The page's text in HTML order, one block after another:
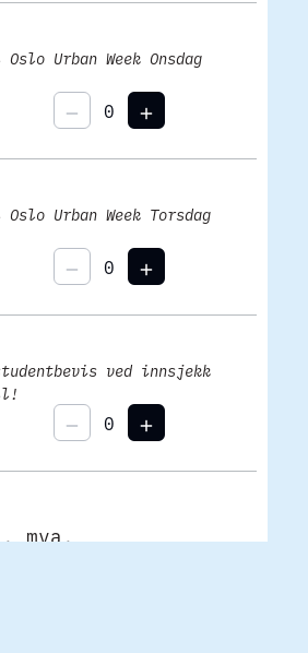
Urban Week Onsdag
Urban Week Torsdag
ved innsjekk
mva.